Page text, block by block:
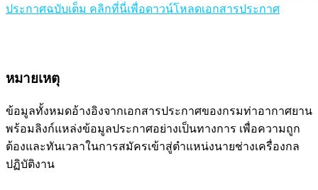
ประกาศฉบับเต็ม คลิกที่นี่เพื่อดาวน์โหลดเอกสารประกาศ
หมายเหตุ
ข้อมูลทั้งหมดอ้างอิงจากเอกสารประกาศของกรมท่าอากาศยาน
พร้อมลิงก์แหล่งข้อมูลประกาศอย่างเป็นทางการ เพื่อความถูก
ต้องและทันเวลาในการสมัครเข้าสู่ตำแหน่งนายช่างเครื่องกล
ปฏิบัติงาน